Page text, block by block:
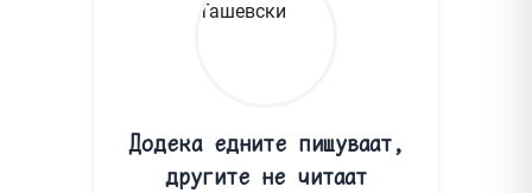
Додека едните пишуваат,
другите не читаат